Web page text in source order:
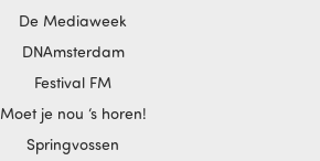
De Mediaweek
DNAmsterdam
Festival FM
Moet je nou ‘s horen!
Springvossen